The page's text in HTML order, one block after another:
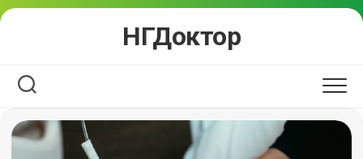
Перейти
НГДоктор